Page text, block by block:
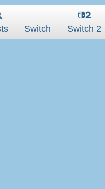
Switch Switch 2